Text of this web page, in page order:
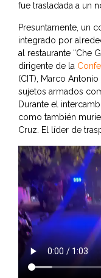
fue trasladada a un
Presuntamente, un
integrado por
al restaurante “Che
dirigente de la
(CIT), Marco
sujetos armados
Durante el
como también
Cruz. El líder de